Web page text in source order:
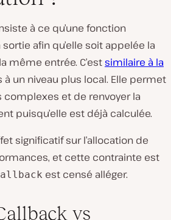
à ce qu’une fonction
afin qu’elle soit appelée la
même entrée. C’estsimilaire à la
à un niveau plus local. Elle permet
complexes et de renvoyer la
puisqu’elle est déjà calculée.
significatif sur l’allocation de
et cette contrainte est
est censé alléger.
vs